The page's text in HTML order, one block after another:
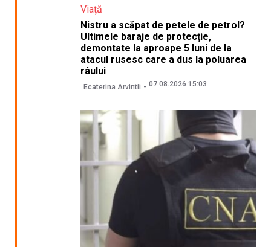
Viață
Nistru a scăpat de petele de petrol?
Ultimele baraje de protecție,
demontate la aproape 5 luni de la
atacul rusesc care a dus la poluarea
râului
Ecaterina Arvintii 07.08.2026 15:03